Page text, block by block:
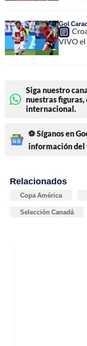
Gol
VIVO el
Siga nuestro
nuestras
internacional.
⚽ Síganos en
información del
Relacionados
Copa América
Selección Canadá